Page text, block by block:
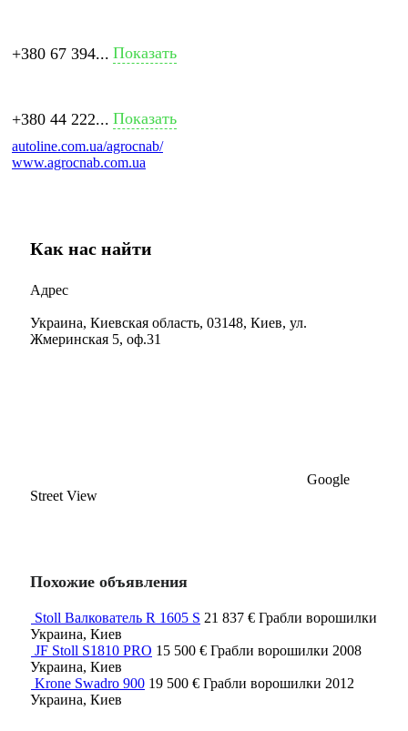
+380 67 394... Показать
+380 44 222... Показать
autoline.com.ua/agrocnab/
www.agrocnab.com.ua
Как нас найти
Адрес
Украина, Киевская область, 03148, Киев, ул.
Жмеринская 5, оф.31
Google
Street View
Похожие объявления
Stoll Валкователь R 1605 S 21 837 € Грабли ворошилки
Украина, Киев
JF Stoll S1810 PRO 15 500 € Грабли ворошилки 2008
Украина, Киев
Krone Swadro 900 19 500 € Грабли ворошилки 2012
Украина, Киев